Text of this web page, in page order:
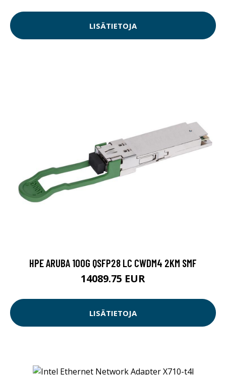
LISÄTIETOJA
HPE ARUBA 100G QSFP28 LC CWDM4 2KM SMF
14089.75 EUR
LISÄTIETOJA